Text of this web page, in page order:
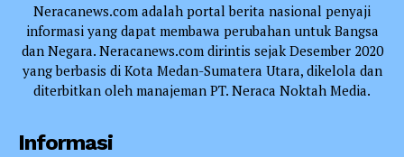
Neracanews.com adalah portal berita nasional penyaji
informasi yang dapat membawa perubahan untuk Bangsa
dan Negara. Neracanews.com dirintis sejak Desember 2020
yang berbasis di Kota Medan-Sumatera Utara, dikelola dan
diterbitkan oleh manajeman PT. Neraca Noktah Media.
Informasi